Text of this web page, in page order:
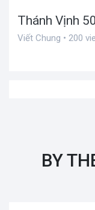
Thánh Vịnh
Viết Chung • 200
BY